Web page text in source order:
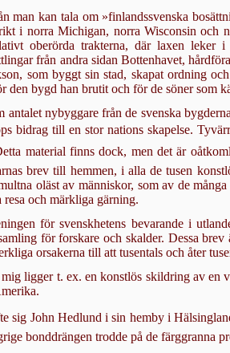
man kan tala om »finlandssvenska
i norra Michigan, norra Wisconsin och
obe­rörda trakterna, där laxen leker
från andra sidan Botten­havet,
som byggt sin stad, skapat ordning
den bygd han brutit och för de söner som
antalet nybyggare från de svenska
bidrag till en stor nations skapelse.
material finns dock, men det är
brev till hemmen, i alla de tusen
oläst av människor, som av de
resa och märkliga gärning.
för svenskhetens bevarande i
för forskare och skalder. Dessa
orsakerna till att tusentals och åter
ligger t. ex. en konstlös skildring av en
sig John Hedlund i sin hemby i
bonddrängen trodde på de färggranna